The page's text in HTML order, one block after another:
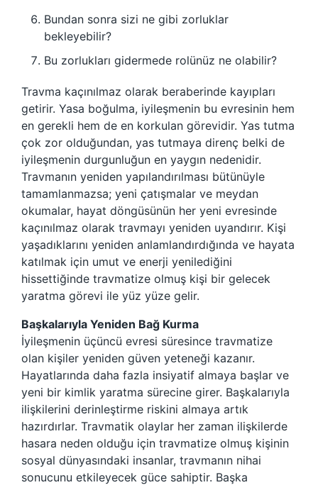
Bundan sonra sizi ne gibi zorluklar
bekleyebilir?
Bu zorlukları gidermede rolünüz ne olabilir?
Travma kaçınılmaz olarak beraberinde kayıpları
getirir. Yasa boğulma, iyileşmenin bu evresinin hem
en gerekli hem de en korkulan görevidir. Yas tutma
çok zor olduğundan, yas tutmaya direnç belki de
iyileşmenin durgunluğun en yaygın nedenidir.
Travmanın yeniden yapılandırılması bütünüyle
tamamlanmazsa; yeni çatışmalar ve meydan
okumalar, hayat döngüsünün her yeni evresinde
kaçınılmaz olarak travmayı yeniden uyandırır. Kişi
yaşadıklarını yeniden anlamlandırdığında ve hayata
katılmak için umut ve enerji yenilediğini
hissettiğinde travmatize olmuş kişi bir gelecek
yaratma görevi ile yüz yüze gelir.
Başkalarıyla Yeniden Bağ Kurma
İyileşmenin üçüncü evresi süresince travmatize
olan kişiler yeniden güven yeteneği kazanır.
Hayatlarında daha fazla insiyatif almaya başlar ve
yeni bir kimlik yaratma sürecine girer. Başkalarıyla
ilişkilerini derinleştirme riskini almaya artık
hazırdırlar. Travmatik olaylar her zaman ilişkilerde
hasara neden olduğu için travmatize olmuş kişinin
sosyal dünyasındaki insanlar, travmanın nihai
sonucunu etkileyecek güce sahiptir. Başka